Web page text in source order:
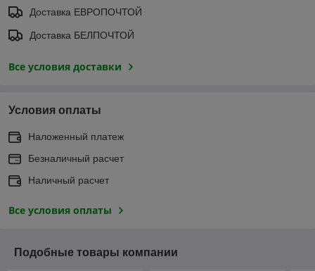
Доставка ЕВРОПОЧТОЙ
Доставка БЕЛПОЧТОЙ
Все условия доставки
Условия оплаты
Наложенный платеж
Безналичный расчет
Наличный расчет
Все условия оплаты
Подобные товары компании